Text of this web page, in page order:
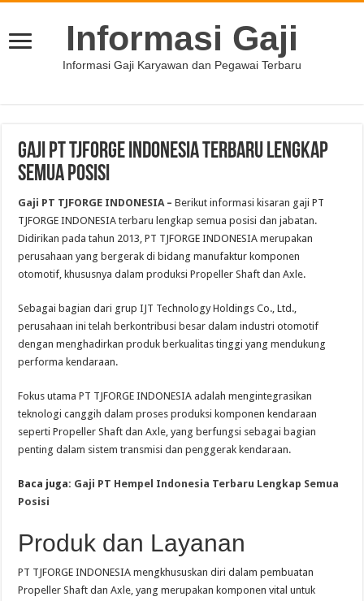
Informasi Gaji
Informasi Gaji Karyawan dan Pegawai Terbaru
Gaji PT TJFORGE INDONESIA Terbaru Lengkap
Semua Posisi
Gaji PT TJFORGE INDONESIA – Berikut informasi kisaran gaji PT
TJFORGE INDONESIA terbaru lengkap semua posisi dan jabatan.
Didirikan pada tahun 2013, PT TJFORGE INDONESIA merupakan
perusahaan yang bergerak di bidang manufaktur komponen
otomotif, khususnya dalam produksi Propeller Shaft dan Axle.
Sebagai bagian dari grup IJT Technology Holdings Co., Ltd.,
perusahaan ini telah berkontribusi besar dalam industri otomotif
dengan menghadirkan produk berkualitas tinggi yang mendukung
performa kendaraan.
Fokus utama PT TJFORGE INDONESIA adalah mengintegrasikan
teknologi canggih dalam proses produksi komponen kendaraan
seperti Propeller Shaft dan Axle, yang berfungsi sebagai bagian
penting dalam sistem transmisi dan penggerak kendaraan.
Baca juga: Gaji PT Hempel Indonesia Terbaru Lengkap Semua
Posisi
Produk dan Layanan
PT TJFORGE INDONESIA mengkhususkan diri dalam pembuatan
Propeller Shaft dan Axle, yang merupakan komponen vital untuk